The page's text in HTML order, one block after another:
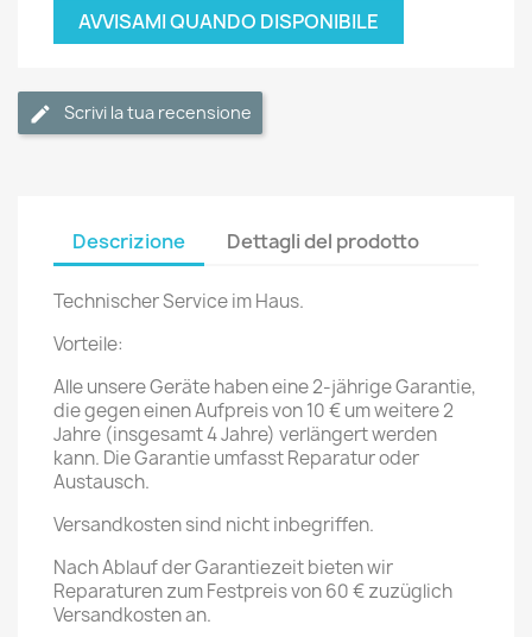
AVVISAMI QUANDO DISPONIBILE
Scrivi la tua recensione
Descrizione Dettagli del prodotto
Technischer Service im Haus.
Vorteile:
Alle unsere Geräte haben eine 2-jährige Garantie,
die gegen einen Aufpreis von 10 € um weitere 2
Jahre (insgesamt 4 Jahre) verlängert werden
kann. Die Garantie umfasst Reparatur oder
Austausch.
Versandkosten sind nicht inbegriffen.
Nach Ablauf der Garantiezeit bieten wir
Reparaturen zum Festpreis von 60 € zuzüglich
Versandkosten an.